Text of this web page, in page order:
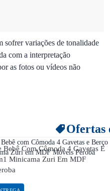
sofrer variações de tonalidade
com a interpretação
as fotos ou vídeos não
Ofertas
Bebê Com Cômoda 4 Gavetas E
Minicama Zuri Em MDF